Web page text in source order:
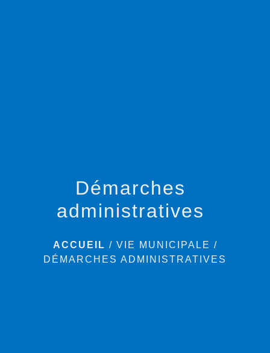
Démarches
administratives
ACCUEIL / VIE MUNICIPALE /
DÉMARCHES ADMINISTRATIVES